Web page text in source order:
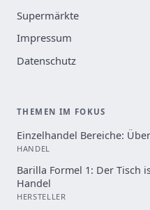
Supermärkte
Impressum
Datenschutz
THEMEN IM FOKUS
Einzelhandel Bereiche:
HANDEL
Barilla Formel 1: Der Tisch
Handel
HERSTELLER